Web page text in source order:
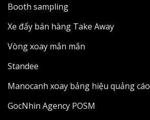
Booth sampling
Xe đẩy bán hàng Take Away
Vòng xoay mắn mắn
Standee
Manocanh xoay bảng hiệu quảng cáo
GocNhin Agency POSM